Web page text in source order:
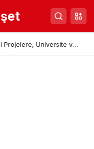
Projelere, Üniversite ve